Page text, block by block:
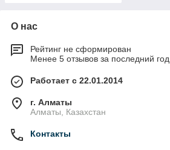
О нас
Рейтинг не сформирован
Менее 5 отзывов за последний год
Работает с 22.01.2014
г. Алматы
Алматы, Казахстан
Контакты